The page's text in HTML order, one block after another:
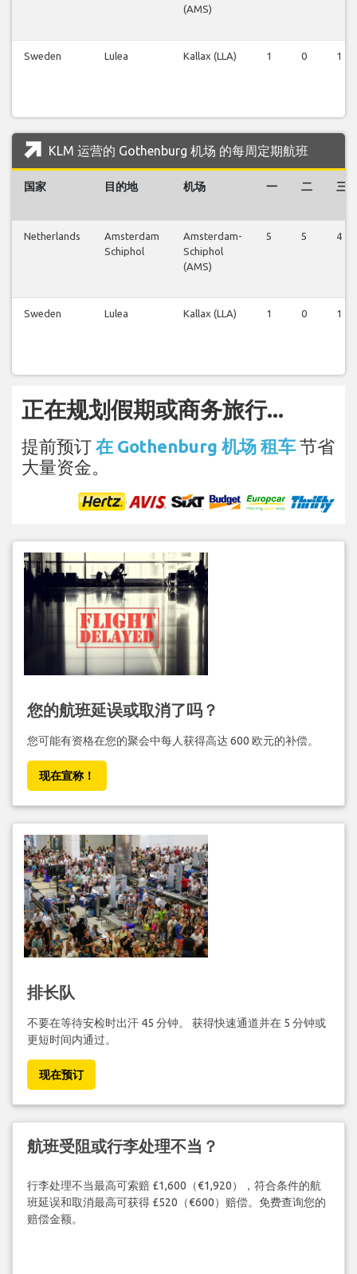
(AMS)
Sweden Lulea Kallax (LLA) 1 0 1
KLM 运营的 Gothenburg 机场 的每周定期航班
国家 目的地 机场 一 二 三
Netherlands
Amsterdam
Schiphol
Amsterdam-
Schiphol
(AMS)
5 5 4
Sweden Lulea Kallax (LLA) 1 0 1
正在规划假期或商务旅行...
提前预订 在 Gothenburg 机场 租车 节省
大量资金。
您的航班延误或取消了吗？
您可能有资格在您的聚会中每人获得高达 600 欧元的补偿。
现在宣称！
排长队
不要在等待安检时出汗 45 分钟。 获得快速通道并在 5 分钟或
更短时间内通过。
现在预订
航班受阻或行李处理不当？
行李处理不当最高可索赔 £1,600（€1,920），符合条件的航
班延误和取消最高可获得 £520（€600）赔偿。免费查询您的
赔偿金额。